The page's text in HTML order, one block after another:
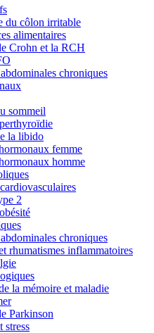
du côlon irritable
alimentaires
Crohn et la RCH
chroniques
sommeil
la libido
femme
homme
2
chroniques
rhumatismes inflammatoires
la mémoire et maladie
Parkinson
stress